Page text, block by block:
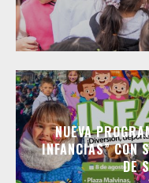
NUEVA
INFANCIAS” CON
DE